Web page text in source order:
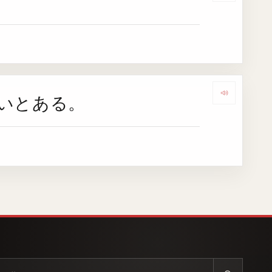
ある。